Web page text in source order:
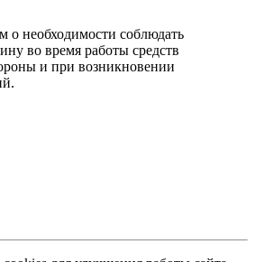
о необходимости соблюдать
во время работы средств
и при возникновении